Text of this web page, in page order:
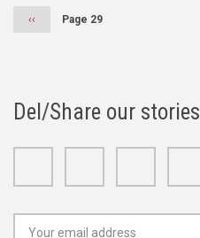
Previous
‹‹ Page 29
Del/Share our stories